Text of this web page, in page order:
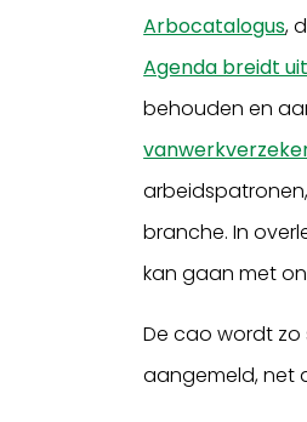
Arbocatalogus,
Agenda breidt
behouden en
branche. In
kan gaan met
De cao wordt zo
aangemeld, net